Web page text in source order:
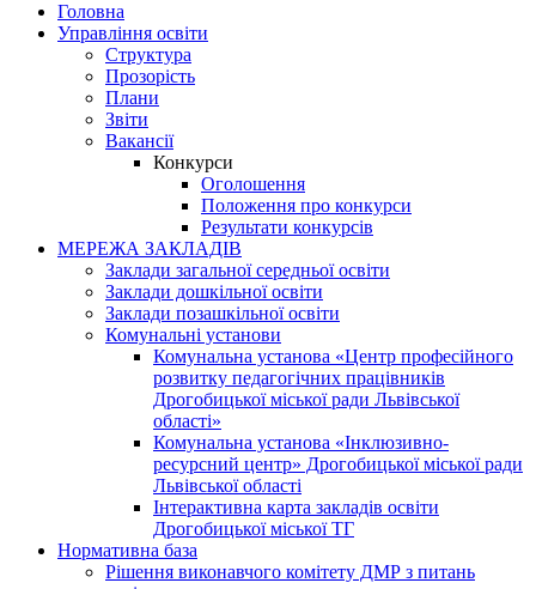
Головна
Управління освіти
Структура
Прозорість
Плани
Звіти
Вакансії
Конкурси
Оголошення
Положення про конкурси
Результати конкурсів
МЕРЕЖА ЗАКЛАДІВ
Заклади загальної середньої освіти
Заклади дошкільної освіти
Заклади позашкільної освіти
Комунальні установи
Комунальна установа «Центр професійного
розвитку педагогічних працівників
Дрогобицької міської ради Львівської
області»
Комунальна установа «Інклюзивно-
ресурсний центр» Дрогобицької міської ради
Львівської області
Інтерактивна карта закладів освіти
Дрогобицької міської ТГ
Нормативна база
Рішення виконавчого комітету ДМР з питань